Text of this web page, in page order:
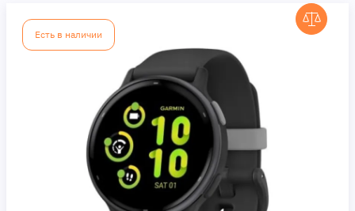
Есть в наличии